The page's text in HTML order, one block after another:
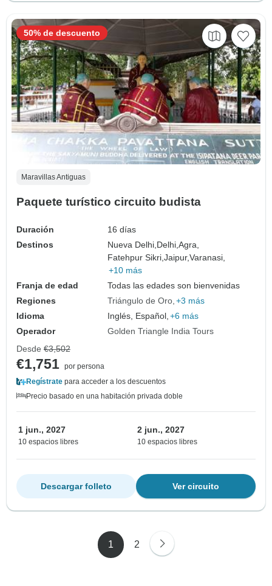
Maravillas Antiguas
Paquete turístico circuito budista
Duración
16 días
Destinos
Nueva Delhi,Delhi,Agra,
Fatehpur Sikri,Jaipur,Varanasi,
+10 más
Franja de edad
Todas las edades son bienvenidas
Regiones
Triángulo de Oro +3 más
Idioma
Inglés, Español, +6 más
Operador
Golden Triangle India Tours
50% de descuento
Desde €3,502
€1,751 por persona
Regístrate para acceder a los descuentos
Precio basado en una habitación privada doble
1 jun., 2027
10 espacios libres
2 jun., 2027
10 espacios libres
Ver circuito
Descargar folleto
1 2